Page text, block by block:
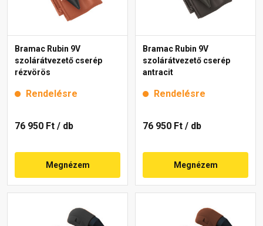
Bramac Rubin 9V
szolárátvezető cserép
rézvörös
Rendelésre
76 950 Ft / db
Megnézem
Bramac Rubin 9V
szolárátvezető cserép
antracit
Rendelésre
76 950 Ft / db
Megnézem